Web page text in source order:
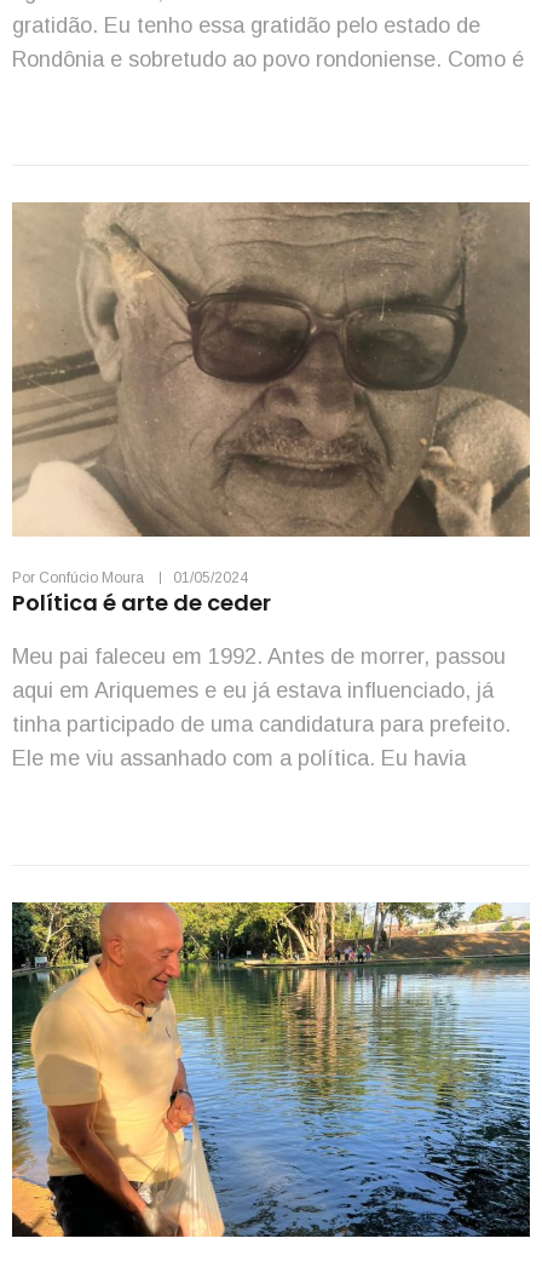
gratidão. Eu tenho essa gratidão pelo estado de
Rondônia e sobretudo ao povo rondoniense. Como é
Por Confúcio Moura 01/05/2024
Política é arte de ceder
Meu pai faleceu em 1992. Antes de morrer, passou
aqui em Ariquemes e eu já estava influenciado, já
tinha participado de uma candidatura para prefeito.
Ele me viu assanhado com a política. Eu havia